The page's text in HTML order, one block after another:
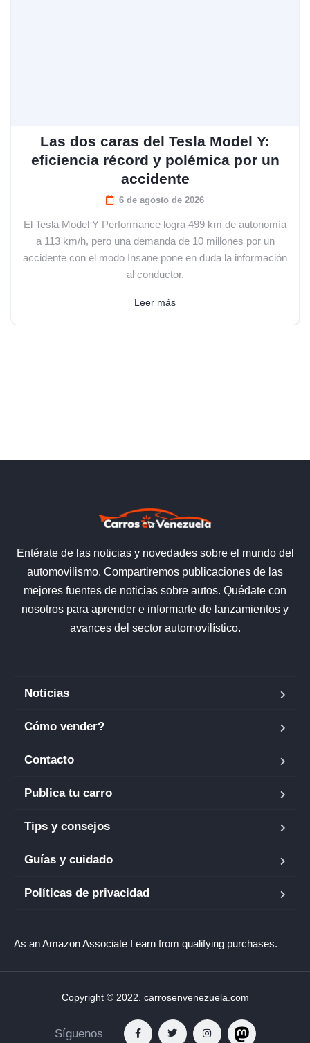
Las dos caras del Tesla Model Y:
eficiencia récord y polémica por un
accidente
6 de agosto de 2026
El Tesla Model Y Performance logra 499 km de autonomía
a 113 km/h, pero una demanda de 10 millones por un
accidente con el modo Insane pone en duda la información
al conductor.
Leer más
Entérate de las noticias y novedades sobre el mundo del
automovilismo. Compartiremos publicaciones de las
mejores fuentes de noticias sobre autos. Quédate con
nosotros para aprender e informarte de lanzamientos y
avances del sector automovilístico.
Noticias
Cómo vender?
Contacto
Publica tu carro
Tips y consejos
Guías y cuidado
Políticas de privacidad
As an Amazon Associate I earn from qualifying purchases.
Copyright © 2022. carrosenvenezuela.com
Síguenos